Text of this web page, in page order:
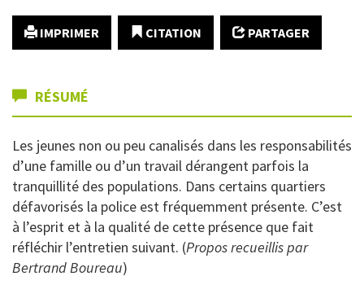
IMPRIMER CITATION PARTAGER
RÉSUMÉ
Les jeunes non ou peu canalisés dans les responsabilités
d’une famille ou d’un travail dérangent parfois la
tranquillité des populations. Dans certains quartiers
défavorisés la police est fréquemment présente. C’est
à l’esprit et à la qualité de cette présence que fait
réfléchir l’entretien suivant. (Propos recueillis par
Bertrand Boureau)